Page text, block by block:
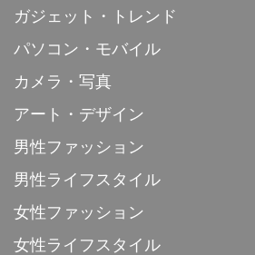
ガジェット・トレンド
パソコン・モバイル
カメラ・写真
アート・デザイン
男性ファッション
男性ライフスタイル
女性ファッション
女性ライフスタイル